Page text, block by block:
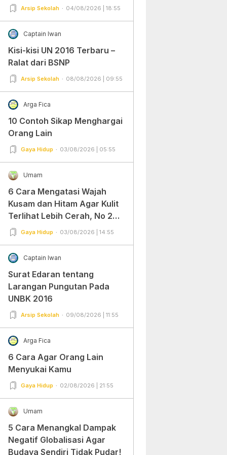
Arsip Sekolah 04/08/2026 | 18:55
Captain Iwan
Kisi-kisi UN 2016 Terbaru –
Ralat dari BSNP
Arsip Sekolah 08/08/2026 | 09:55
Arga Fica
10 Contoh Sikap Menghargai
Orang Lain
Gaya Hidup 03/08/2026 | 05:55
Umam
6 Cara Mengatasi Wajah
Kusam dan Hitam Agar Kulit
Terlihat Lebih Cerah, No 2
Gampang Banget dan Mudah
Gaya Hidup 03/08/2026 | 14:55
Captain Iwan
Surat Edaran tentang
Larangan Pungutan Pada
UNBK 2016
Arsip Sekolah 09/08/2026 | 11:55
Arga Fica
6 Cara Agar Orang Lain
Menyukai Kamu
Gaya Hidup 02/08/2026 | 21:55
Umam
5 Cara Menangkal Dampak
Negatif Globalisasi Agar
Budaya Sendiri Tidak Pudar!